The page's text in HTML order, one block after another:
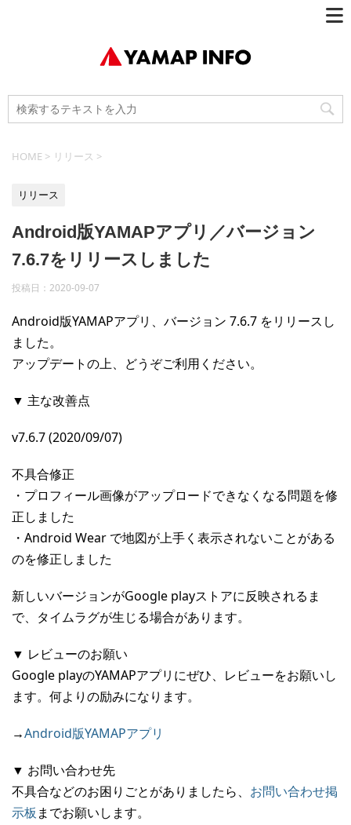
HOME > リリース >
リリース
Android版YAMAPアプリ／バージョン
7.6.7をリリースしました
投稿日： 2020-09-07
Android版YAMAPアプリ、バージョン 7.6.7 をリリースし
ました。
アップデートの上、どうぞご利用ください。
▼ 主な改善点
v7.6.7 (2020/09/07)
不具合修正
・プロフィール画像がアップロードできなくなる問題を修
正しました
・Android Wear で地図が上手く表示されないことがある
のを修正しました
新しいバージョンがGoogle playストアに反映されるま
で、タイムラグが生じる場合があります。
▼ レビューのお願い
Google playのYAMAPアプリにぜひ、レビューをお願いし
ます。何よりの励みになります。
→Android版YAMAPアプリ
▼ お問い合わせ先
不具合などのお困りごとがありましたら、 お問い合わせ掲
示板 までお願いします。